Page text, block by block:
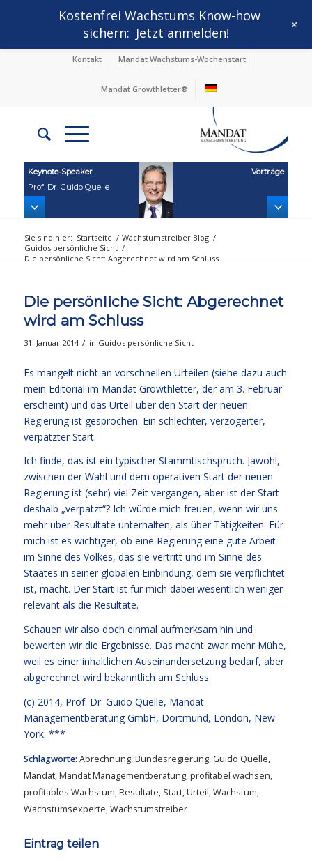
Kontakt Mandat Wachstums-Wochenstart
Mandat Growthletter®
Keynote‑Speaker
Prof. Dr. Guido Quelle
Vorträge
Sie sind hier: Startseite / Wachstumstreiber Blog /
Guidos persönliche Sicht /
Die persönliche Sicht: Abgerechnet wird am Schluss
Die persönliche Sicht: Abgerechnet
wird am Schluss
31. Januar 2014 / in Guidos persönliche Sicht
Es mangelt nicht an vorschnellen Urteilen (siehe dazu auch
mein Editorial im Mandat Growthletter, der am 3. Februar
erscheint) und das Urteil über den Start der neuen
Regierung ist gesprochen: Ein schlechter, verzögerter,
verpatzter Start.
Ich finde, das ist ein typischer Stammtischspruch. Jawohl,
zwischen der Wahl und dem operativen Start der neuen
Regierung ist (sehr) viel Zeit vergangen, aber ist der Start
deshalb „verpatzt“? Ich würde mich freuen, wenn wir uns
mehr über Resultate unterhalten, als über Tätigkeiten. Für
mich ist es wichtiger, ob eine Regierung eine gute Arbeit
im Sinne des Volkes, das sie vertritt und im Sinne des
Staates in seiner globalen Einbindung, dem sie verpflichtet
ist, macht. Der Start ist für mich dabei wesentlich weniger
relevant als die Resultate.
Schauen wir also doch einmal aufmerksam hin und
bewerten wir die Ergebnisse. Das macht zwar mehr Mühe,
weil es einer inhaltlichen Auseinandersetzung bedarf, aber
abgerechnet wird bekanntlich am Schluss.
(c) 2014, Prof. Dr. Guido Quelle, Mandat
Managementberatung GmbH, Dortmund, London, New
York. ***
Schlagworte: Abrechnung,Bundesregierung, Guido Quelle,
Mandat,Mandat Managementberatung,profitabel wachsen,
profitables Wachstum,Resultate, Start,Urteil,Wachstum,
Wachstumsexperte,Wachstumstreiber
Eintrag teilen
Kostenfrei Wachstums Know-how
sichern: Jetzt anmelden! +